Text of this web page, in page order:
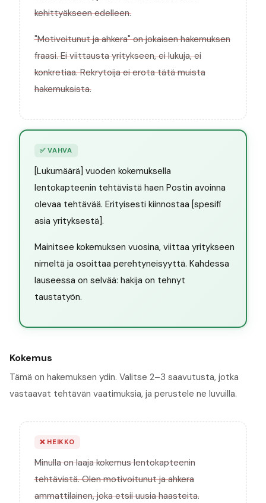
kehittyäkseen edelleen.
"Motivoitunut ja ahkera" on jokaisen hakemuksen
fraasi. Ei viittausta yritykseen, ei lukuja, ei
konkretiaa. Rekrytoija ei erota tätä muista
hakemuksista.
✅VAHVA
[Lukumäärä] vuoden kokemuksella
lentokapteenin tehtävistä haen Postin avoinna
olevaa tehtävää. Erityisesti kiinnostaa [spesifi
asia yrityksestä].
Mainitsee kokemuksen vuosina, viittaa yritykseen
nimeltä ja osoittaa perehtyneisyyttä. Kahdessa
lauseessa on selvää: hakija on tehnyt
taustatyön.
Kokemus
Tämä on hakemuksen ydin. Valitse 2–3 saavutusta, jotka
vastaavat tehtävän vaatimuksia, ja perustele ne luvuilla.
❌HEIKKO
Minulla on laaja kokemus lentokapteenin
tehtävistä. Olen motivoitunut ja ahkera
ammattilainen, joka etsii uusia haasteita.